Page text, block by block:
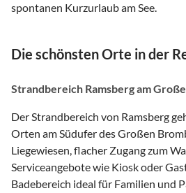
spontanen Kurzurlaub am See.
Die schönsten Orte in der
Strandbereich Ramsberg am
Der Strandbereich von Ramsberg
Orten am Südufer des Großen
Liegewiesen, flacher Zugang zum
Serviceangebote wie Kiosk oder
Badebereich ideal für Familien und